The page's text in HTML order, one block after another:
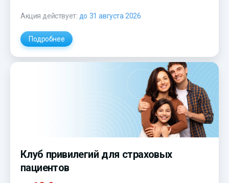
Акция действует: до 31 августа 2026
Подробнее
Клуб привилегий для страховых
пациентов